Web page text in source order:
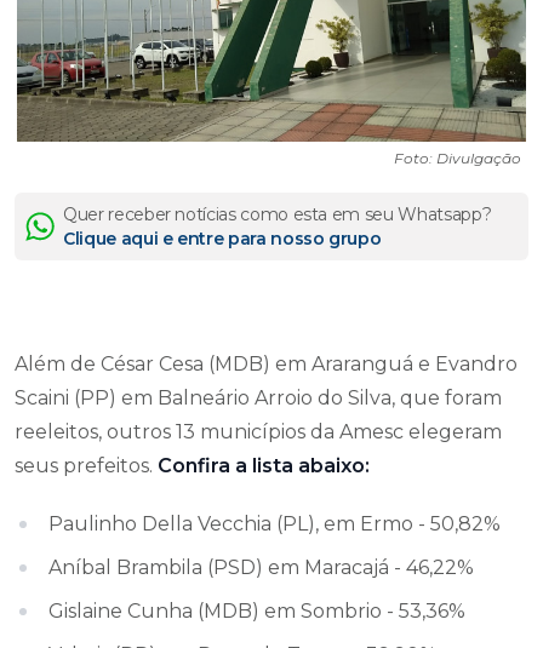
Foto: Divulgação
Quer receber notícias como esta em seu Whatsapp?
Clique aqui e entre para nosso grupo
Além de César Cesa (MDB) em Araranguá e Evandro
Scaini (PP) em Balneário Arroio do Silva, que foram
reeleitos, outros 13 municípios da Amesc elegeram
seus prefeitos. Confira a lista abaixo:
Paulinho Della Vecchia (PL), em Ermo - 50,82%
Aníbal Brambila (PSD) em Maracajá - 46,22%
Gislaine Cunha (MDB) em Sombrio - 53,36%